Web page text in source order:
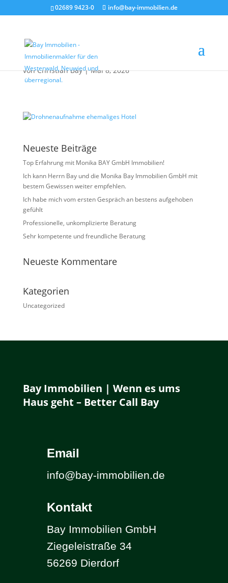
02689 9423-0 info@bay-immobilien.de
Drohnenaufnahme
ehemaliges Hotel
vonChristian Bay|Mai 8, 2026
Neueste Beiträge
Top Erfahrung mit Monika BAY GmbH Immobilien!
Ich kann Herrn Bay und die Monika Bay Immobilien GmbH mit
bestem Gewissen weiter empfehlen.
Ich habe mich vom ersten Gespräch an bestens aufgehoben
gefühlt
Professionelle, unkomplizierte Beratung
Sehr kompetente und freundliche Beratung
Neueste Kommentare
Kategorien
Uncategorized
Bay Immobilien | Wenn es ums
Haus geht – Better Call Bay
Email
info@bay-immobilien.de
Kontakt
Bay Immobilien GmbH
Ziegeleistraße 34
56269 Dierdorf